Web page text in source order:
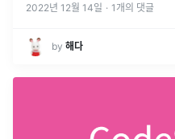
2022년 12월 14일 · 1 개의 댓글
by 해다